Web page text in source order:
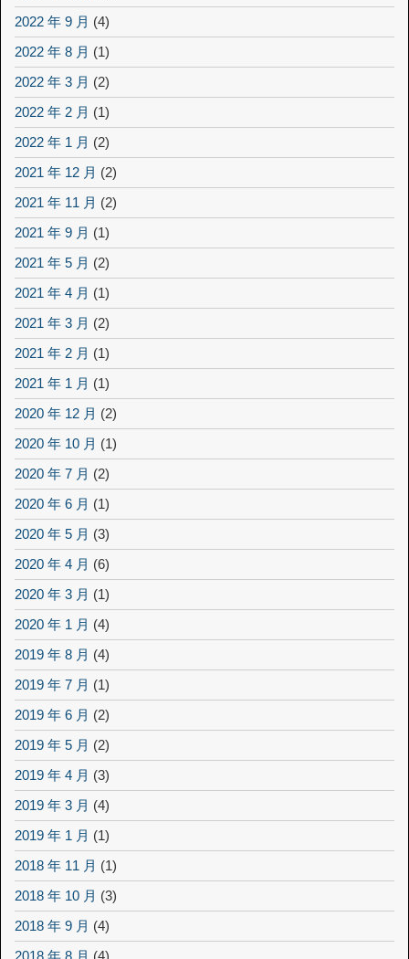
2022 年 9 月 (4)
2022 年 8 月 (1)
2022 年 3 月 (2)
2022 年 2 月 (1)
2022 年 1 月 (2)
2021 年 12 月 (2)
2021 年 11 月 (2)
2021 年 9 月 (1)
2021 年 5 月 (2)
2021 年 4 月 (1)
2021 年 3 月 (2)
2021 年 2 月 (1)
2021 年 1 月 (1)
2020 年 12 月 (2)
2020 年 10 月 (1)
2020 年 7 月 (2)
2020 年 6 月 (1)
2020 年 5 月 (3)
2020 年 4 月 (6)
2020 年 3 月 (1)
2020 年 1 月 (4)
2019 年 8 月 (4)
2019 年 7 月 (1)
2019 年 6 月 (2)
2019 年 5 月 (2)
2019 年 4 月 (3)
2019 年 3 月 (4)
2019 年 1 月 (1)
2018 年 11 月 (1)
2018 年 10 月 (3)
2018 年 9 月 (4)
2018 年 8 月 (4)